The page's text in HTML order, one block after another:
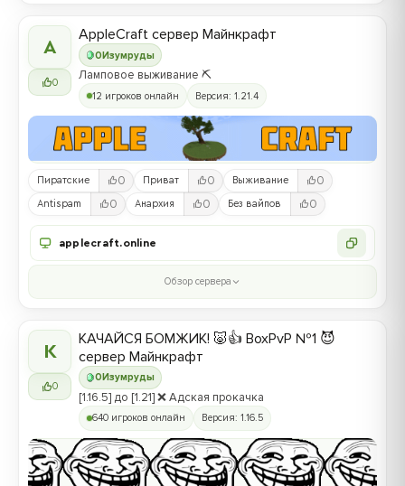
A
0
0Изумруды
AppleCraft сервер Майнкрафт
Ламповое выживание ⛏️
12 игроков онлайн Версия: 1.21.4
Пиратские 0 Приват 0 Выживание 0
Antispam 0 Анархия 0 Без вайпов 0
applecraft.online
Обзор сервера
К
0
0 Изумруды
КАЧАЙСЯ БОМЖИК! 🐷👍 BoxPvP №1 😈
сервер Майнкрафт
[1.16.5] до [1.21] ❌ Адская прокачка
640 игроков онлайн Версия: 1.16.5